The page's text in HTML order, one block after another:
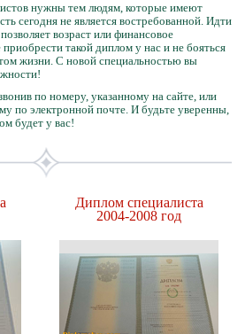
нужны тем людям, которые имеют
сегодня не является востребованной. Идти
возраст или финансовое
такой диплом у нас и не бояться
жизни. С новой специальностью вы
по номеру, указанному на сайте, или
по электронной почте. И будьте уверенны,
будет у вас!
Диплом специалиста
2004-2008 год